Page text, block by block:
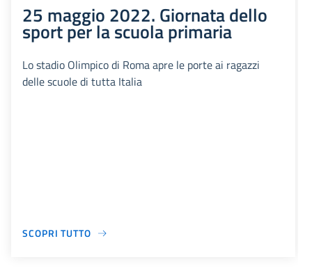
25 maggio 2022. Giornata dello
sport per la scuola primaria
Lo stadio Olimpico di Roma apre le porte ai ragazzi
delle scuole di tutta Italia
SCOPRI TUTTO